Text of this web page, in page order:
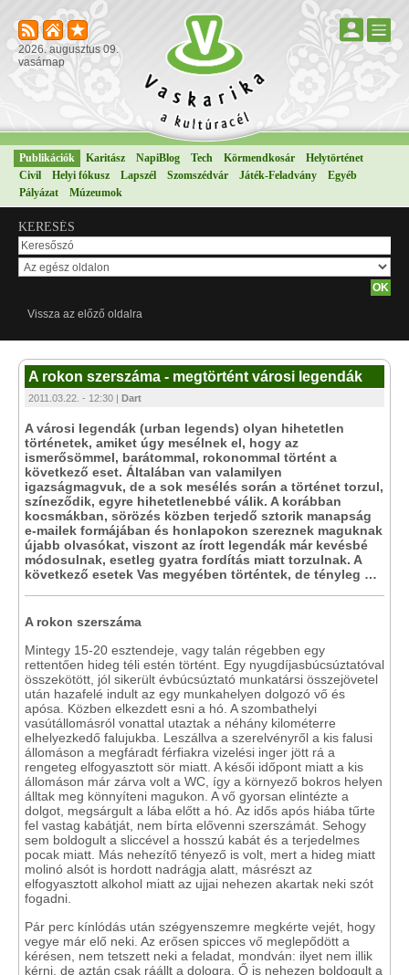
2026. augusztus 09.
vasárnap
Publikációk Karitász NapiBlog Tech Körmendkosár
Helytörténet
Civil
Helyi fókusz Lapszél Szomszédvár Játék-Feladvány
Egyéb
Pályázat
Múzeumok
KERESÉS
Vissza az előző oldalra
A rokon szerszáma - megtörtént városi legendák
2011.03.22. - 12:30 | Dart
A városi legendák (urban legends) olyan hihetetlen
történetek, amiket úgy mesélnek el, hogy az
ismerősömmel, barátommal, rokonommal történt a
következő eset. Általában van valamilyen
igazságmagvuk, de a sok mesélés során a történet torzul,
színeződik, egyre hihetetlenebbé válik. A korábban
kocsmákban, sörözés közben terjedő sztorik manapság
e-mailek formájában és honlapokon szereznek maguknak
újabb olvasókat, viszont az írott legendák már kevésbé
módosulnak, esetleg gyatra fordítás miatt torzulnak. A
következő esetek Vas megyében történtek, de tényleg …
A rokon szerszáma
Mintegy 15-20 esztendeje, vagy talán régebben egy
rettentően hideg téli estén történt. Egy nyugdíjasbúcsúztatóval
összekötött, jól sikerült évbúcsúztató munkatársi összejövetel
után hazafelé indult az egy munkahelyen dolgozó vő és
apósa. Közben elkezdett esni a hó. A szombathelyi
vasútállomásról vonattal utaztak a néhány kilométerre
elhelyezkedő falujukba. Leszállva a szerelvényről a kis falusi
állomáson a megfáradt férfiakra vizelési inger jött rá a
rengeteg elfogyasztott sör miatt. A késői időpont miatt a kis
állomáson már zárva volt a WC, így a környező bokros helyen
álltak meg könnyíteni magukon. A vő gyorsan elintézte a
dolgot, megsárgult a lába előtt a hó. Az idős após hiába tűrte
fel vastag kabátját, nem bírta elővenni szerszámát. Sehogy
sem boldogult a sliccével a hosszú kabát és a terjedelmes
pocak miatt. Más nehezítő tényező is volt, mert a hideg miatt
molinó alsót is hordott nadrágja alatt, másrészt az
elfogyasztott alkohol miatt az ujjai nehezen akartak neki szót
fogadni.
Pár perc kínlódás után szégyenszemre megkérte vejét, hogy
vegye már elő neki. Az erősen spicces vő meglepődött a
kérésen, nem tetszett neki a feladat, mondván: ilyet nem illik
kérni, de aztán csak ráállt a dologra. Ő is nehezen boldogult a